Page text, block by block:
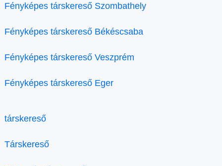
Fényképes társkereső Szombathely
Fényképes társkereső Békéscsaba
Fényképes társkereső Veszprém
Fényképes társkereső Eger
társkereső
Társkereső